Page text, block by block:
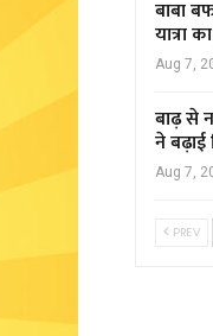
बाबा
यात्रा
Aug 7,
बाढ़ से
ने बढ़ाई
Aug 7,
PREV